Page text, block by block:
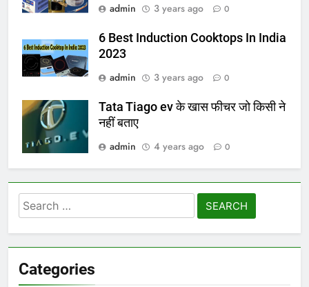
admin
3 years ago 0
6 Best Induction Cooktops In India
2023
admin
3 years ago 0
Tata Tiago ev के खास फीचर जो किसी ने
नहीं बताए
admin
4 years ago 0
Search
for:
Categories